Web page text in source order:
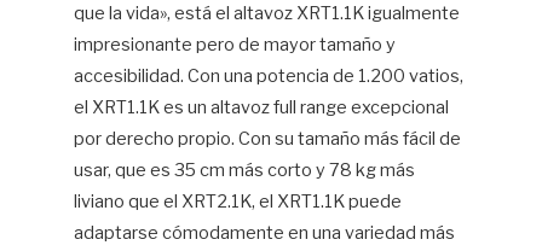
que la vida», está el altavoz XRT1.1K igualmente
impresionante pero de mayor tamaño y
accesibilidad. Con una potencia de 1.200 vatios,
el XRT1.1K es un altavoz full range excepcional
por derecho propio. Con su tamaño más fácil de
usar, que es 35 cm más corto y 78 kg más
liviano que el XRT2.1K, el XRT1.1K puede
adaptarse cómodamente en una variedad más